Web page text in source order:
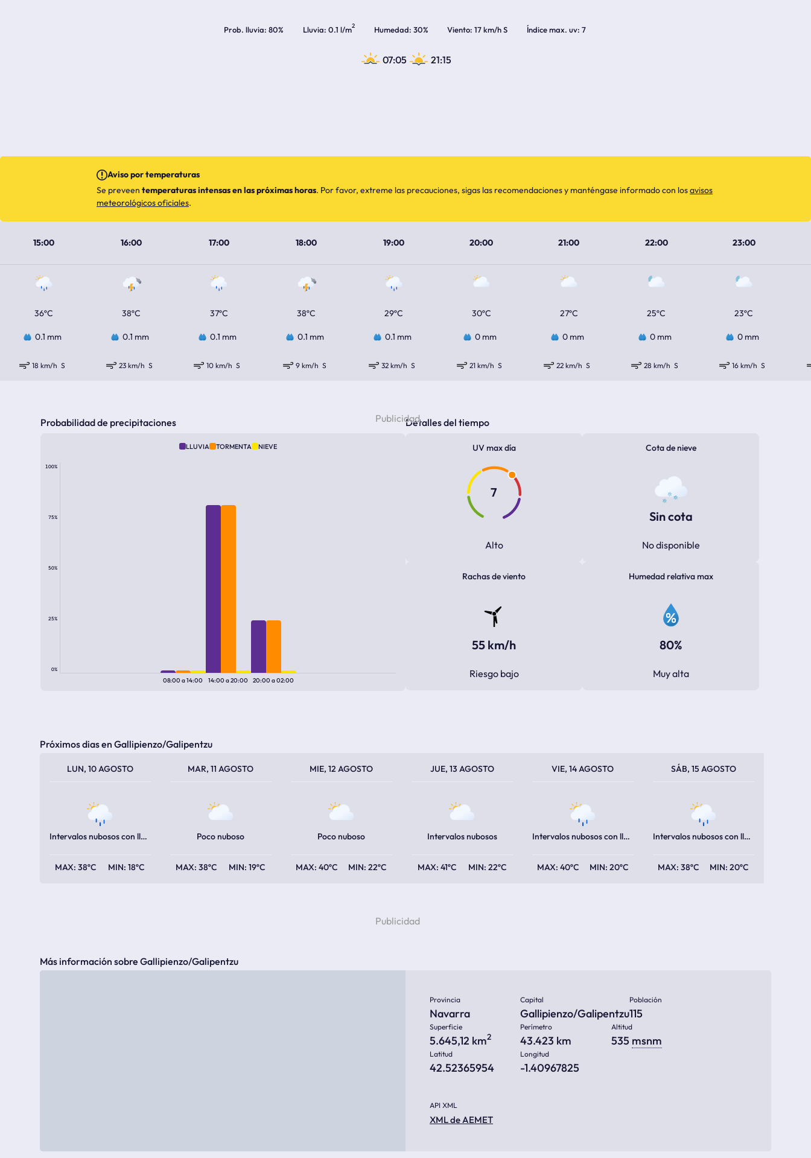
Prob. lluvia 80% Lluvia 0.1 l/m2 Humedad 30% Viento 17 km/h S Índice max. uv 7
07:05 21:15
15:00 16:00 17:00 18:00 19:00 20:00 21:00 22:00 23:00
36ºC 38ºC 37ºC 38ºC 29ºC 30ºC 27ºC 25ºC 23ºC
0.1 mm 0.1 mm 0.1 mm 0.1 mm 0.1 mm 0 mm 0 mm 0 mm 0 mm
18 km/h S 23 km/h S 10 km/h S 9 km/h S 32 km/h S 21 km/h S 22 km/h S 28 km/h S 16 km/h S
Aviso por temperaturas
Se preveen temperaturas intensas en las próximas horas. Por favor, extreme las precauciones, sigas las recomendaciones y manténgase informado con losavisos
meteorológicos oficiales.
Probabilidad de precipitaciones
LLUVIA TORMENTA NIEVE
100%
75%
50%
25%
0%
08:00a14:00 14:00a20:00 20:00a02:00
Detalles del tiempo
UV max día
7
Alto
Cota de nieve
Sin cota
No disponible
Rachas de viento
55 km/h
Riesgo bajo
Humedad relativa max
80%
Muy alta
Próximos dias en Gallipienzo/Galipentzu
LUN, 10 AGOSTO
Intervalos nubosos con lluvia escasa
38ºC 18ºC
MAR, 11 AGOSTO
Poco nuboso
38ºC 19ºC
MIE, 12 AGOSTO
Poco nuboso
40ºC 22ºC
JUE, 13 AGOSTO
Intervalos nubosos
41ºC 22ºC
VIE, 14 AGOSTO
Intervalos nubosos con lluvia escasa
40ºC 20ºC
SÁB, 15 AGOSTO
Intervalos nubosos con lluvia escasa
38ºC 20ºC
Más información sobre Gallipienzo/Galipentzu
Provincia
Navarra
Capital
Gallipienzo/Galipentzu
Población
115
Superficie
5.645,12 km2
Perímetro
43.423 km
Altitud
535 msnm
Latitud
42.52365954
Longitud
-1.40967825
API XML
XML de AEMET